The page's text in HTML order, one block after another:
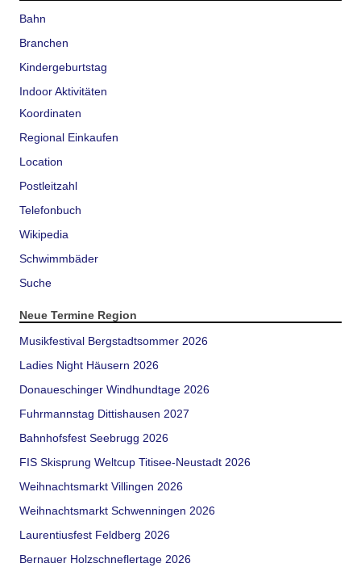
Bahn
Branchen
Kindergeburtstag
Indoor Aktivitäten
Koordinaten
Regional Einkaufen
Location
Postleitzahl
Telefonbuch
Wikipedia
Schwimmbäder
Suche
Neue Termine Region
Musikfestival Bergstadtsommer 2026
Ladies Night Häusern 2026
Donaueschinger Windhundtage 2026
Fuhrmannstag Dittishausen 2027
Bahnhofsfest Seebrugg 2026
FIS Skisprung Weltcup Titisee-Neustadt 2026
Weihnachtsmarkt Villingen 2026
Weihnachtsmarkt Schwenningen 2026
Laurentiusfest Feldberg 2026
Bernauer Holzschneflertage 2026